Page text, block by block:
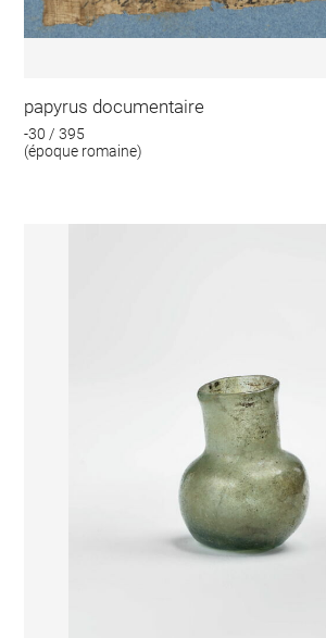
papyrus documentaire
-30 / 395
(époque romaine)